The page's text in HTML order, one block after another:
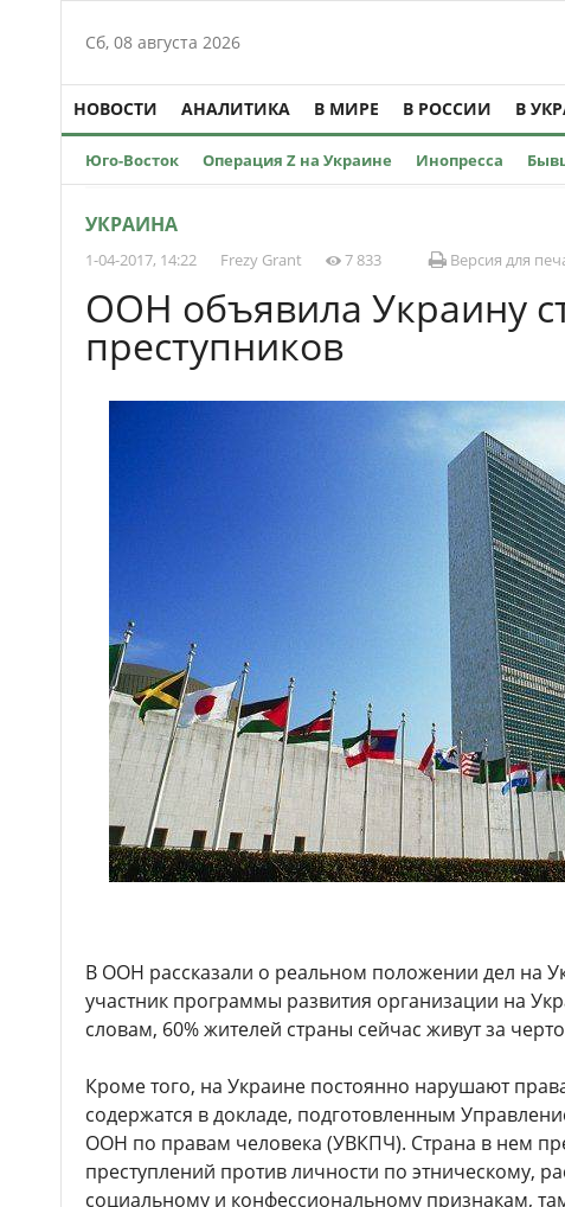
Сб, 08 августа 2026
НОВОСТИ АНАЛИТИКА В МИРЕ В РОССИИ В
Юго-Восток Операция Z на Украине Инопресса
УКРАИНА
1-04-2017, 14:22 Frezy Grant 7 833 Версия для
ООН объявила Украину
преступников
В ООН рассказали о реальном положении дел на
участник программы развития организации на
словам, 60% жителей страны сейчас живут за
Кроме того, на Украине постоянно нарушают
содержатся в докладе, подготовленным
ООН по правам человека (УВКПЧ). Страна в нем
преступлений против личности по этническому,
социальному и конфессиональному признакам,